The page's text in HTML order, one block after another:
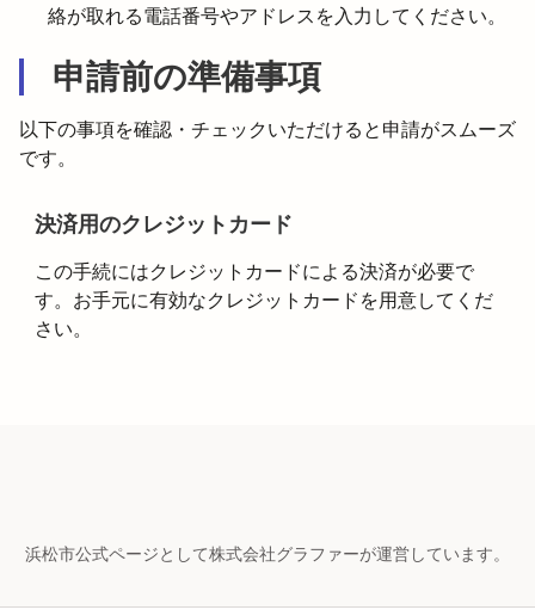
絡が取れる電話番号やアドレスを入力してください。
申請前の準備事項
以下の事項を確認・チェックいただけると申請がスムーズ
です。
決済用のクレジットカード
この手続にはクレジットカードによる決済が必要で
す。お手元に有効なクレジットカードを用意してくだ
さい。
浜松市公式ページとして株式会社グラファーが運営しています。